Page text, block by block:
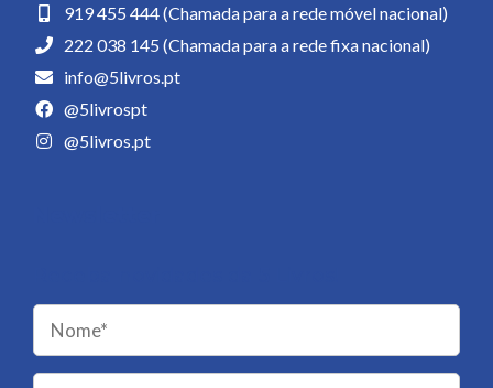
919 455 444 (Chamada para a rede móvel nacional)
222 038 145 (Chamada para a rede fixa nacional)
info@5livros.pt
@5livrospt
@5livros.pt
Please